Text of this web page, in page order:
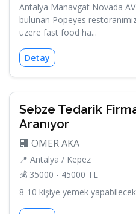
Antalya Manavgat Novada
bulunan Popeyes
üzere fast food ha...
Detay
Sebze Tedarik
Aranıyor
🏢 ÖMER AKA
📍 Antalya / Kepez
💰 35000 - 45000 TL
8-10 kişiye yemek yapabilecek